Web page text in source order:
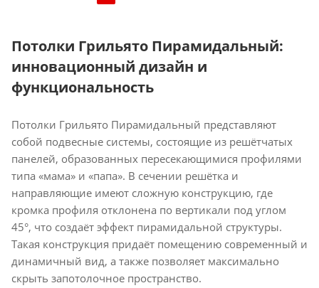
Потолки Грильято Пирамидальный:
инновационный дизайн и
функциональность
Потолки Грильято Пирамидальный представляют
собой подвесные системы, состоящие из решётчатых
панелей, образованных пересекающимися профилями
типа «мама» и «папа». В сечении решётка и
направляющие имеют сложную конструкцию, где
кромка профиля отклонена по вертикали под углом
45°, что создаёт эффект пирамидальной структуры.
Такая конструкция придаёт помещению современный и
динамичный вид, а также позволяет максимально
скрыть запотолочное пространство.